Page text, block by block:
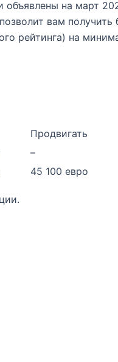
объявлены на март
вам получить
рейтинга) на
Продвигать
–
45 100 евро